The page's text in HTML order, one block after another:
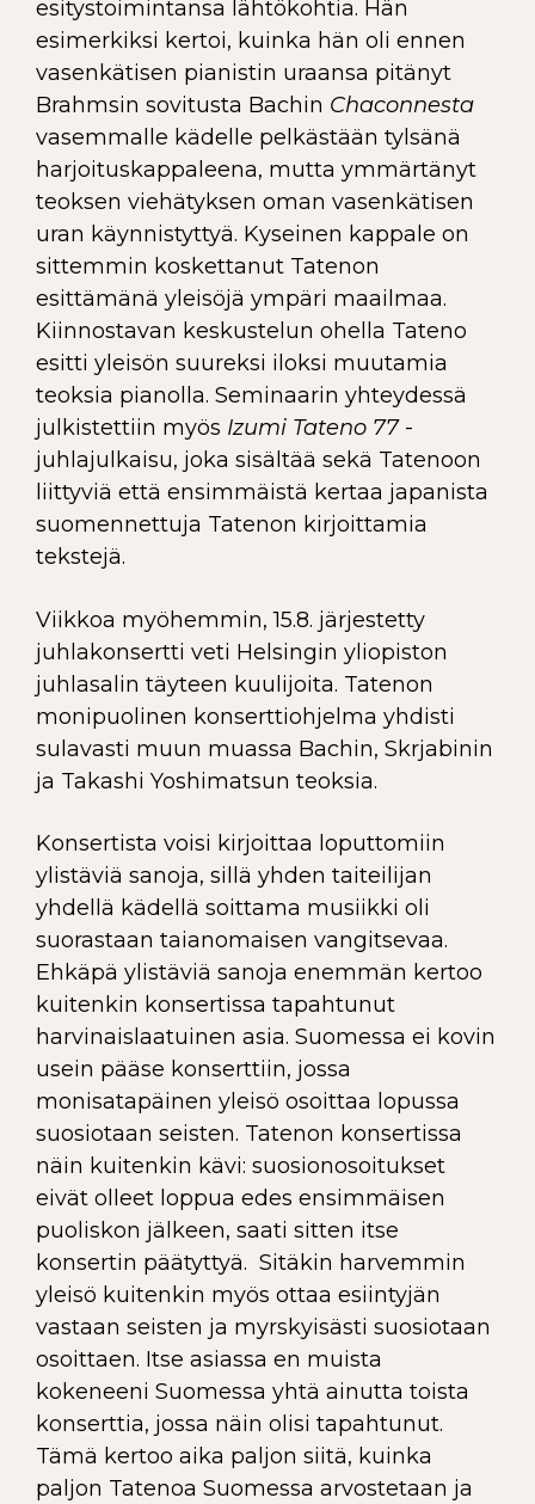
esitystoimintansa lähtökohtia. Hän
esimerkiksi kertoi, kuinka hän oli ennen
vasenkätisen pianistin uraansa pitänyt
Brahmsin sovitusta Bachin Chaconnesta
vasemmalle kädelle pelkästään tylsänä
harjoituskappaleena, mutta ymmärtänyt
teoksen viehätyksen oman vasenkätisen
uran käynnistyttyä. Kyseinen kappale on
sittemmin koskettanut Tatenon
esittämänä yleisöjä ympäri maailmaa.
Kiinnostavan keskustelun ohella Tateno
esitti yleisön suureksi iloksi muutamia
teoksia pianolla. Seminaarin yhteydessä
julkistettiin myös Izumi Tateno 77-
juhlajulkaisu, joka sisältää sekä Tatenoon
liittyviä että ensimmäistä kertaa japanista
suomennettuja Tatenon kirjoittamia
tekstejä.
Viikkoa myöhemmin, 15.8. järjestetty
juhlakonsertti veti Helsingin yliopiston
juhlasalin täyteen kuulijoita. Tatenon
monipuolinen konserttiohjelma yhdisti
sulavasti muun muassa Bachin, Skrjabinin
ja Takashi Yoshimatsun teoksia.
Konsertista voisi kirjoittaa loputtomiin
ylistäviä sanoja, sillä yhden taiteilijan
yhdellä kädellä soittama musiikki oli
suorastaan taianomaisen vangitsevaa.
Ehkäpä ylistäviä sanoja enemmän kertoo
kuitenkin konsertissa tapahtunut
harvinaislaatuinen asia. Suomessa ei kovin
usein pääse konserttiin, jossa
monisatapäinen yleisö osoittaa lopussa
suosiotaan seisten. Tatenon konsertissa
näin kuitenkin kävi: suosionosoitukset
eivät olleet loppua edes ensimmäisen
puoliskon jälkeen, saati sitten itse
konsertin päätyttyä. Sitäkin harvemmin
yleisö kuitenkin myös ottaa esiintyjän
vastaan seisten ja myrskyisästi suosiotaan
osoittaen. Itse asiassa en muista
kokeneeni Suomessa yhtä ainutta toista
konserttia, jossa näin olisi tapahtunut.
Tämä kertoo aika paljon siitä, kuinka
paljon Tatenoa Suomessa arvostetaan ja